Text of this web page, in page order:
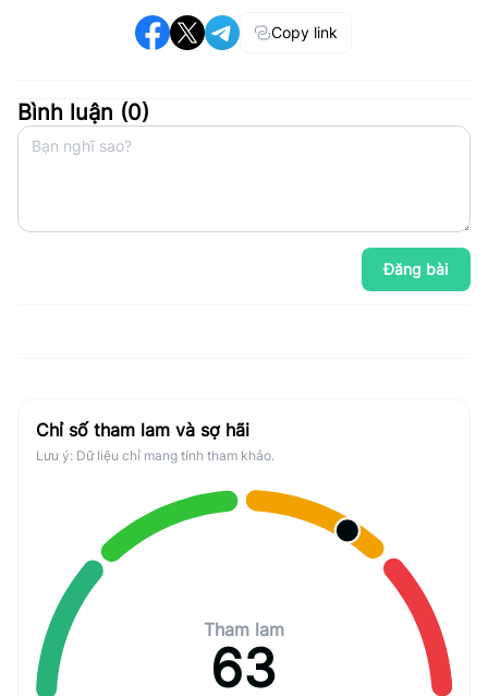
Copy link
Bình luận (0)
Đăng bài
Chỉ số tham lam và sợ hãi
Lưu ý: Dữ liệu chỉ mang tính tham khảo.
Tham lam
63